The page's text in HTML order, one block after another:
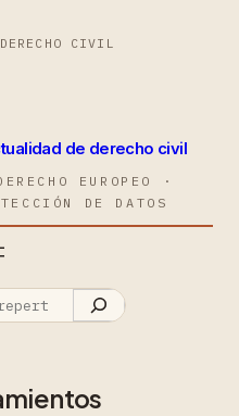
CIVIL
de derecho civil
EUROPEO ·
DE DATOS